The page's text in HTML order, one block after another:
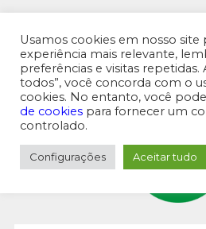
MENU SUPERIOR
Usamos cookies em nosso site
experiência mais relevante,
preferências e visitas repetidas.
todos”, você concorda com o
cookies. No entanto, você pode
de cookies para fornecer um
controlado.
Configurações Aceitar tudo